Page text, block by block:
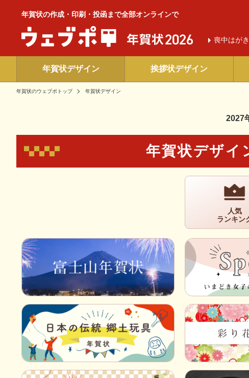
年賀状の作成・印刷・投函まで全部オンラインで
喪中はがき
年賀状デザイン 挨拶状デザイン
年賀状のウェブポトップ 年賀状デザイン
2027
年賀状デザイ
人気
ランキン